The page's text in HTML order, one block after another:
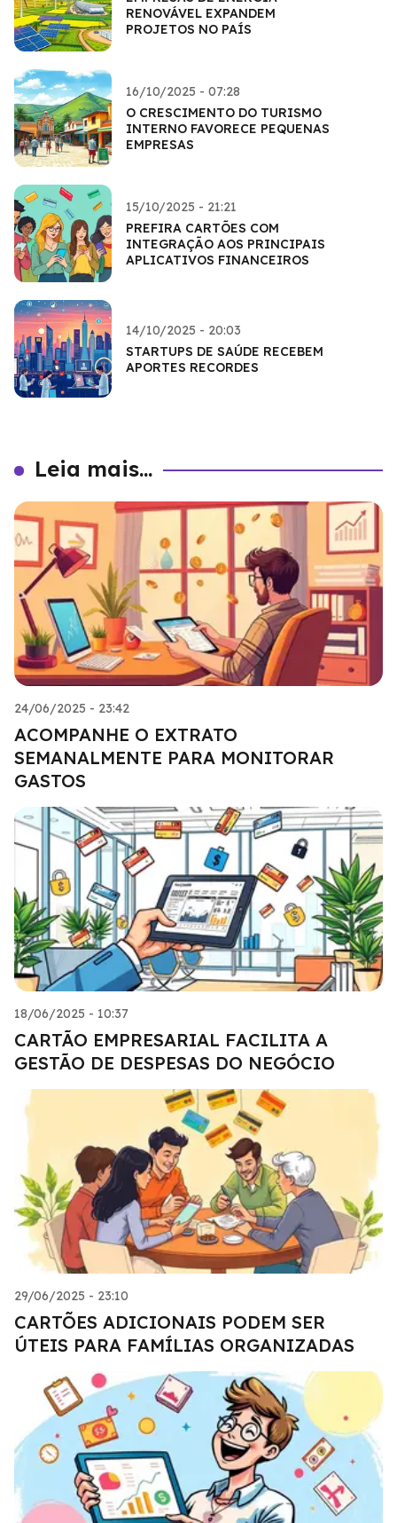
RENOVÁVEL EXPANDEM
PROJETOS NO PAÍS
16/10/2025 - 07:28
O CRESCIMENTO DO TURISMO
INTERNO FAVORECE PEQUENAS
EMPRESAS
15/10/2025 - 21:21
PREFIRA CARTÕES COM
INTEGRAÇÃO AOS PRINCIPAIS
APLICATIVOS FINANCEIROS
14/10/2025 - 20:03
STARTUPS DE SAÚDE RECEBEM
APORTES RECORDES
Leia mais...
24/06/2025 - 23:42
ACOMPANHE O EXTRATO
SEMANALMENTE PARA MONITORAR
GASTOS
18/06/2025 - 10:37
CARTÃO EMPRESARIAL FACILITA A
GESTÃO DE DESPESAS DO NEGÓCIO
29/06/2025 - 23:10
CARTÕES ADICIONAIS PODEM SER
ÚTEIS PARA FAMÍLIAS ORGANIZADAS